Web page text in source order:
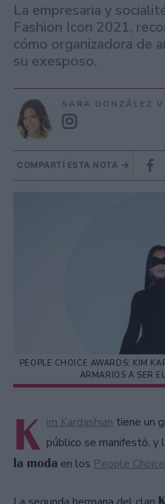
La empresaria y
Fashion Icon 2021,
cómo organizadora de
su exesposo.
SARA GONZÁLEZ
COMPARTÍ ESTA NOTA
PEOPLE CHOICE AWARDS: KIM
ARMARIOS A SER
K im Kardashian tiene un
público se manifestó, y
la moda en los People